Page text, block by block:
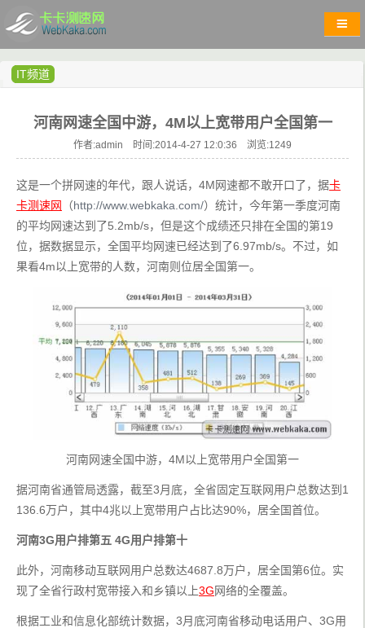
IT频道
河南网速全国中游，4M以上宽带用户全国第一
作者:admin 时间:2014-4-27 12:0:36 浏览:1249
这是一个拼网速的年代，跟人说话，4M网速都不敢开口了，据卡
卡测速网
（http://www.webkaka.com/）统计，今年第一季度河南
的平均网速达到了5.2mb/s，但是这个成绩还只排在全国的第19
位，据数据显示，全国平均网速已经达到了6.97mb/s。不过，如
果看4m以上宽带的人数，河南则位居全国第一。
河南网速全国中游，4M以上宽带用户全国第一
据河南省通管局透露，截至3月底，全省固定互联网用户总数达到1
136.6万户，其中4兆以上宽带用户占比达90%，居全国首位。
河南3G用户排第五 4G用户排第十
此外，河南移动互联网用户总数达4687.8万户，居全国第6位。实
现了全省行政村宽带接入和乡镇以上3G网络的全覆盖。
根据工业和信息化部统计数据，3月底河南省移动电话用户、3G用